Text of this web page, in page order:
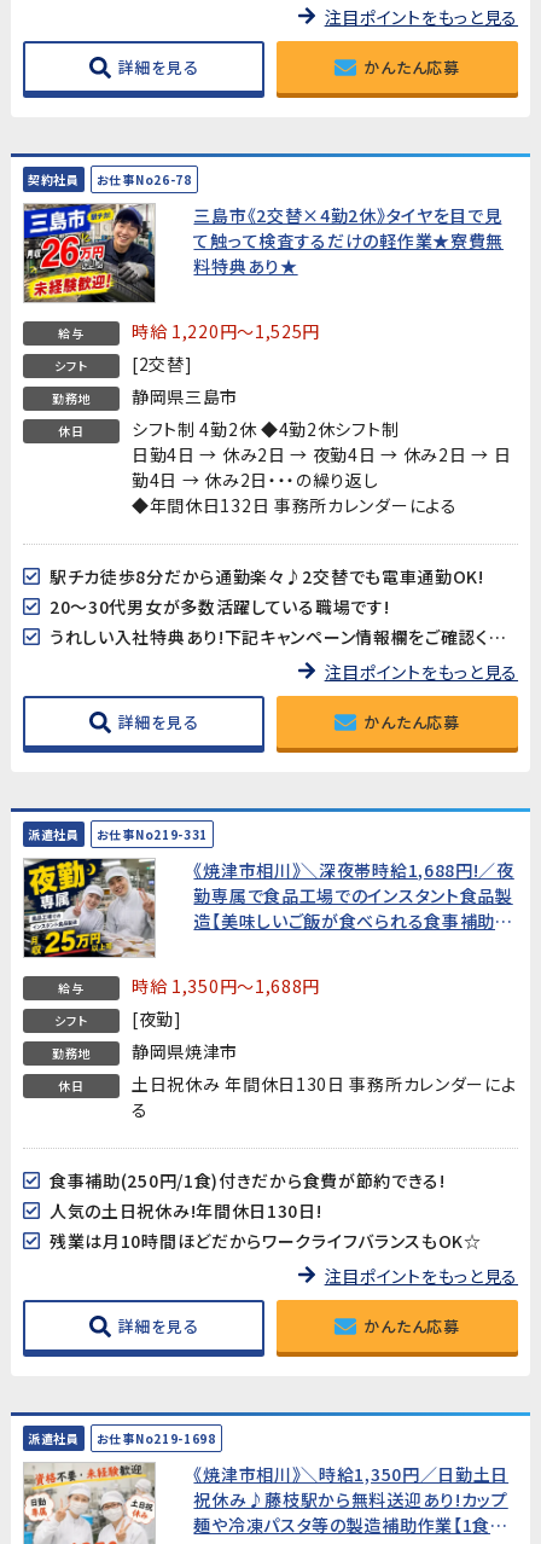
注目ポイントをもっと見る
詳細を見る かんたん応募
契約社員 お仕事No26-78
三島市《2交替×4勤2休》タイヤを目で見
て触って検査するだけの軽作業★寮費無
料特典あり★
給与 時給 1,220円～1,525円
シフト [2交替]
勤務地 静岡県三島市
休日
シフト制 4勤2休 ◆4勤2休シフト制
日勤4日 → 休み2日 → 夜勤4日 → 休み2日 → 日
勤4日 → 休み2日・・・の繰り返し
◆年間休日132日 事務所カレンダーによる
駅チカ徒歩8分だから通勤楽々♪2交替でも電車通勤OK!
20～30代男女が多数活躍している職場です!
うれしい入社特典あり!下記キャンペーン情報欄をご確認ください
注目ポイントをもっと見る
詳細を見る かんたん応募
派遣社員 お仕事No219-331
《焼津市相川》＼深夜帯時給1,688円!／夜
勤専属で食品工場でのインスタント食品製
造【美味しいご飯が食べられる食事補助
給与 時給 1,350円～1,688円
シフト [夜勤]
勤務地 静岡県焼津市
休日
土日祝休み 年間休日130日 事務所カレンダーによ
る
食事補助(250円/1食)付きだから食費が節約できる!
人気の土日祝休み!年間休日130日!
残業は月10時間ほどだからワークライフバランスもOK☆
注目ポイントをもっと見る
詳細を見る かんたん応募
派遣社員 お仕事No219-1698
《焼津市相川》＼時給1,350円／日勤土日
祝休み♪藤枝駅から無料送迎あり!カップ
麺や冷凍パスタ等の製造補助作業【1食